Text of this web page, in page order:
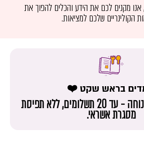
אנו מקנים לכם את הידע והכלים להפוך את
הקולינריים שלכם למציאות.
בראש שקט ❤️
פריסת תשלומים נוחה - עד 20 תשלומים, ללא תפיסת
מסגרת אשראי.